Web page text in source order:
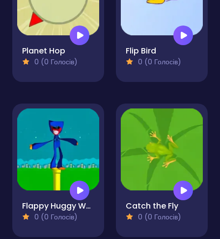
Planet Hop
0 (0 Голосів)
Flip Bird
0 (0 Голосів)
Flappy Huggy Wuggy
0 (0 Голосів)
Catch the Fly
0 (0 Голосів)